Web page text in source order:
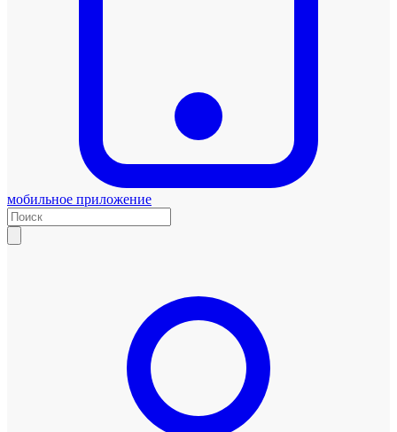
мобильное приложение